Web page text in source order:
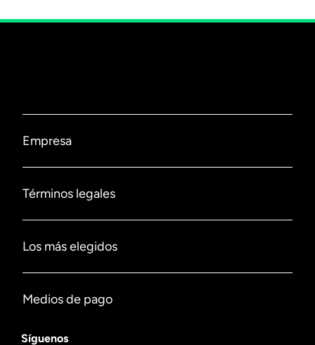
Empresa
Nosotros
Contáctanos
Preguntas Frecuentes
Servicios
Términos legales
Políticas de privacidad
Políticas de despacho
Políticas de compra
Los más elegidos
Ofertas
Medios de pago
Síguenos